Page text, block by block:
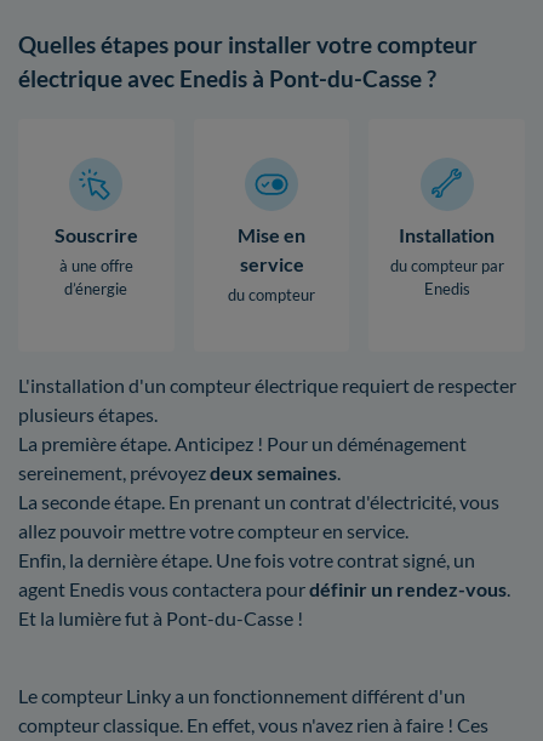
Quelles étapes pour installer votre compteur
électrique avec Enedis à Pont-du-Casse ?
Souscrire
à une offre
d’énergie
Mise en
service
du compteur
Installation
du compteur par
Enedis
L'installation d'un compteur électrique requiert de respecter
plusieurs étapes.
La première étape. Anticipez ! Pour un déménagement
sereinement, prévoyezdeux semaines.
La seconde étape. En prenant un contrat d'électricité, vous
allez pouvoir mettre votre compteur en service.
Enfin, la dernière étape. Une fois votre contrat signé, un
agent Enedis vous contactera pourdéfinir un rendez-vous.
Et la lumière fut à Pont-du-Casse !
Le compteur Linky a un fonctionnement différent d'un
compteur classique. En effet, vous n'avez rien à faire ! Ces